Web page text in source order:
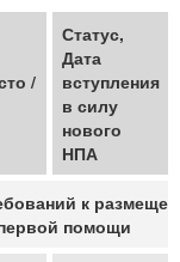
/
Статус,
Дата
вступления
в силу
нового
НПА
к
помощи